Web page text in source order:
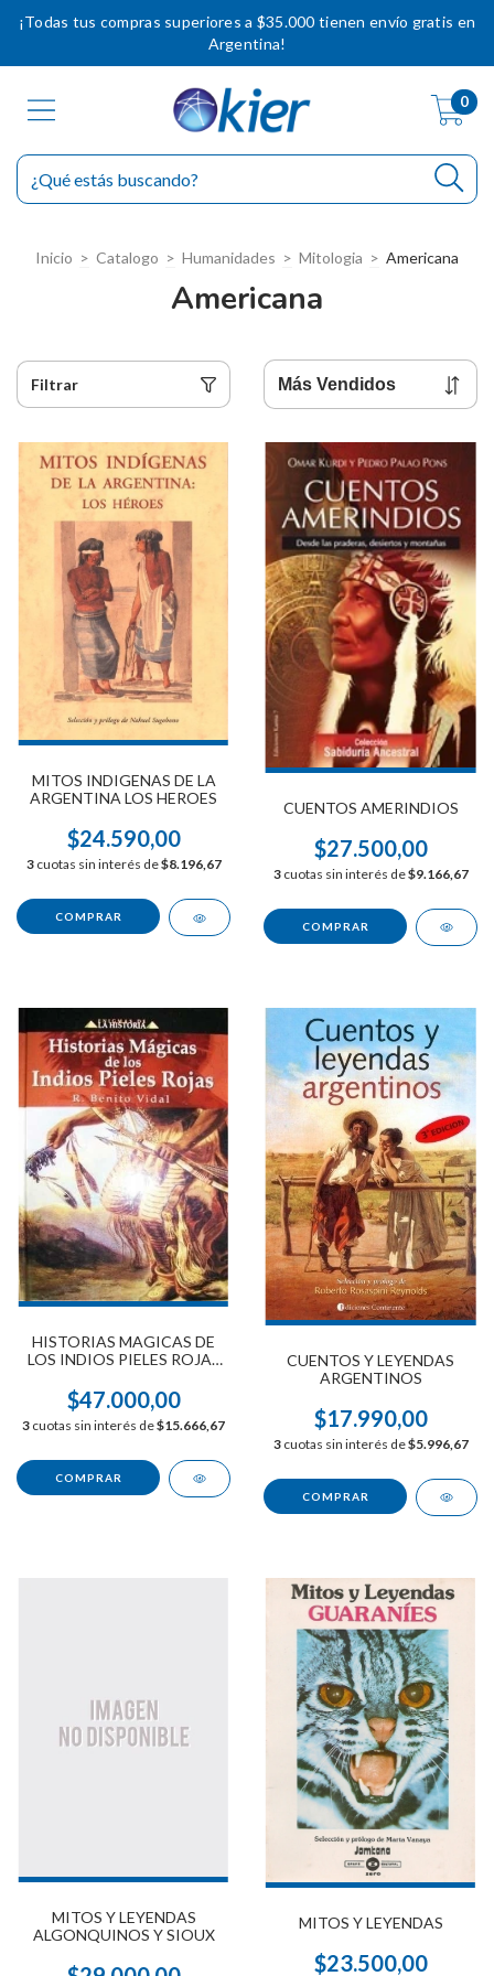
¡Todas tus compras superiores a $35.000 tienen envío gratis en
Argentina!
0
Inicio > Catalogo > Humanidades > Mitologia > Americana
Americana
Filtrar
MITOS INDIGENAS DE LA
ARGENTINA LOS HEROES
$24.590,00
3 cuotas sin interés de$8.196,67
CUENTOS AMERINDIOS
$27.500,00
3 cuotas sin interés de$9.166,67
HISTORIAS MAGICAS DE
LOS INDIOS PIELES ROJAS
$47.000,00
3 cuotas sin interés de$15.666,67
CUENTOS Y LEYENDAS
ARGENTINOS
$17.990,00
3 cuotas sin interés de$5.996,67
MITOS Y LEYENDAS
ALGONQUINOS Y SIOUX
MITOS Y LEYENDAS
$23.500,00